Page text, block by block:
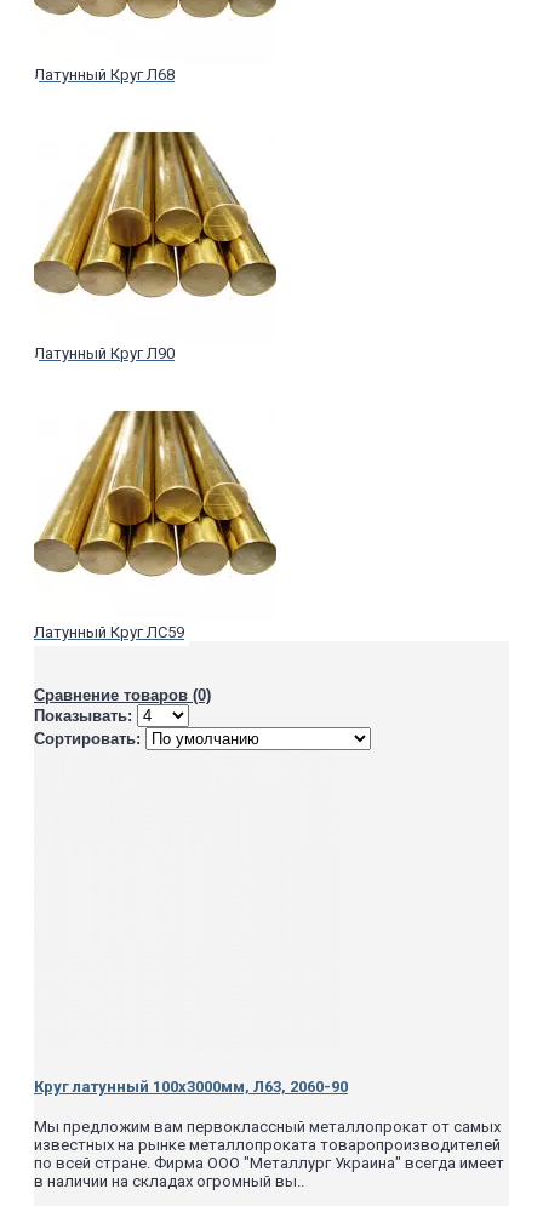
Латунный Круг Л68
Латунный Круг Л90
Латунный Круг ЛС59
Сравнение товаров (0)
Показывать:
Сортировать:
Круг латунный 100х3000мм, Л63, 2060-90
Мы предложим вам первоклассный металлопрокат от самых
известных на рынке металлопроката товаропроизводителей
по всей стране. Фирма ООО "Металлург Украина" всегда имеет
в наличии на складах огромный вы..